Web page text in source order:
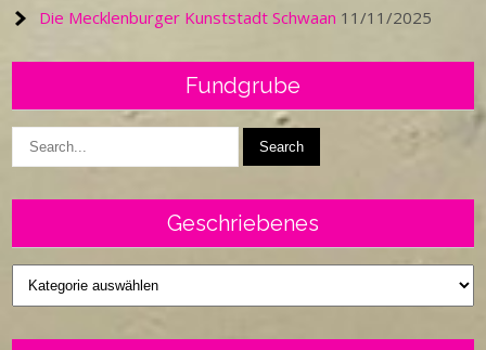
Die Mecklenburger Kunststadt Schwaan 11/11/2025
Fundgrube
Geschriebenes
Geschriebenes